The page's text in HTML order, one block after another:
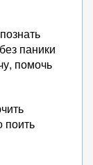
паники
помочь
поить